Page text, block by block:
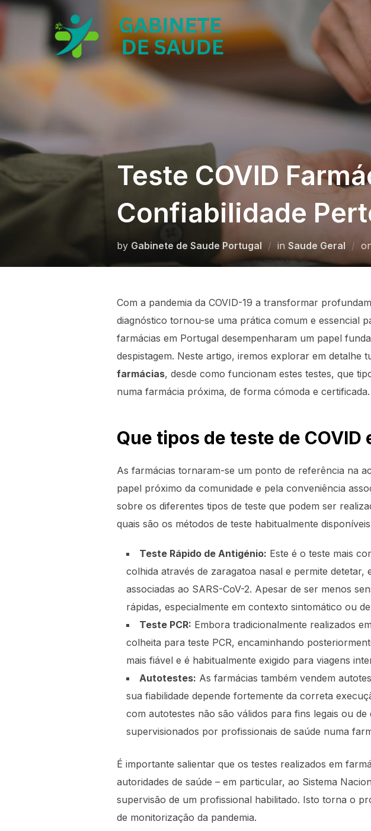
Skip
Teste COVID
Confiabilidade
by Gabinete de Saude Portugal in Saude Geral
Com a pandemia da COVID-19 a transformar
diagnóstico tornou-se uma prática comum e essencial
farmácias em Portugal desempenharam um papel
despistagem. Neste artigo, iremos explorar em detalhe
farmácias, desde como funcionam estes testes, que
numa farmácia próxima, de forma cómoda e certificada.
Que tipos de teste de
As farmácias tornaram-se um ponto de referência na
papel próximo da comunidade e pela conveniência
sobre os diferentes tipos de teste que podem ser
quais são os métodos de teste habitualmente
Teste Rápido de Antigénio: Este é o teste mais
colhida através de zaragatoa nasal e permite
associadas ao SARS-CoV-2. Apesar de ser menos
rápidas, especialmente em contexto sintomático ou
Teste PCR: Embora tradicionalmente realizados
colheita para teste PCR, encaminhando
mais fiável e é habitualmente exigido para viagens
Autotestes: As farmácias também vendem
sua fiabilidade depende fortemente da correta
com autotestes não são válidos para fins legais ou
supervisionados por profissionais de saúde numa
É importante salientar que os testes realizados em
autoridades de saúde – em particular, ao Sistema
supervisão de um profissional habilitado. Isto torna o
de monitorização da pandemia.